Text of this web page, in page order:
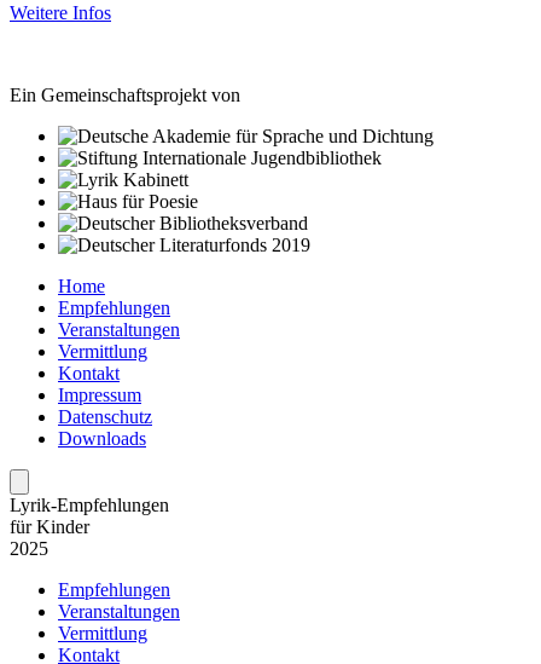
Weitere Infos
Ein Gemeinschaftsprojekt von
Home
Empfehlungen
Veranstaltungen
Vermittlung
Kontakt
Impressum
Datenschutz
Downloads
Lyrik-Empfehlungen
für Kinder
2025
Empfehlungen
Veranstaltungen
Vermittlung
Kontakt